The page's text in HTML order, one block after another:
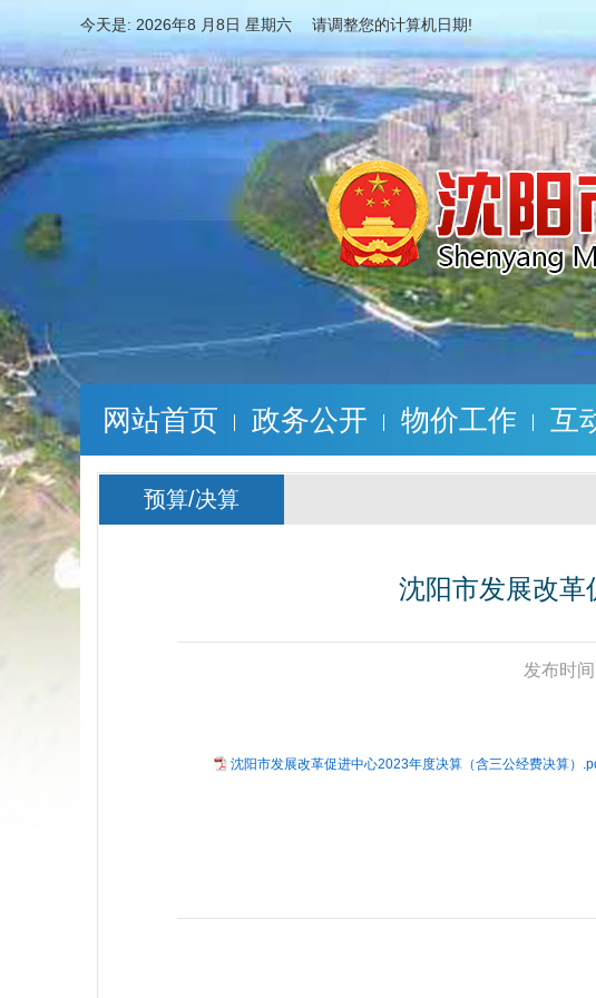
今天是: 2026年8 月8日 星期六 请调整您的计算机日期!
网站首页 政务公开 物价工作 互
预算/决算
沈阳市发展改革
发布时
沈阳市发展改革促进中心2023年度决算（含三公经费决算）